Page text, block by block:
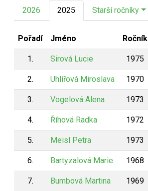
2026 2025 Starší ročníky
Pořadí Jméno Ročník
1. Sirová Lucie 1975
2. Uhlířová Miroslava 1970
3. Vogelová Alena 1973
4. Říhová Radka 1972
5. Meisl Petra 1973
6. Bartyzalová Marie 1968
7. Bumbová Martina 1969